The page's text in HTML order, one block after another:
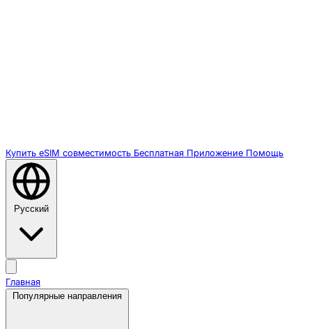
Купить eSIM совместимость Бесплатная Приложение Помощь
Русский
Главная
Популярные направления